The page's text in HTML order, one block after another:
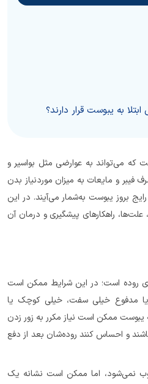
به یبوست قرار دارند؟
می‌تواند به عوارضی مثل بواسیر و
و مایعات به میزان موردنیاز بدن
بروز یبوست به‌شمار می‌آیند. در این
راهکارهای پیشگیری و درمان آن
روده است؛ در این شرایط ممکن است
یا مدفوع خیلی سفت، خیلی کوچک یا
یبوست ممکن است نیاز مکرر به زور زدن
و احساس کنند روده‌شان بعد از دفع
نمی‌شود، اما ممکن است نشانه‌ یک